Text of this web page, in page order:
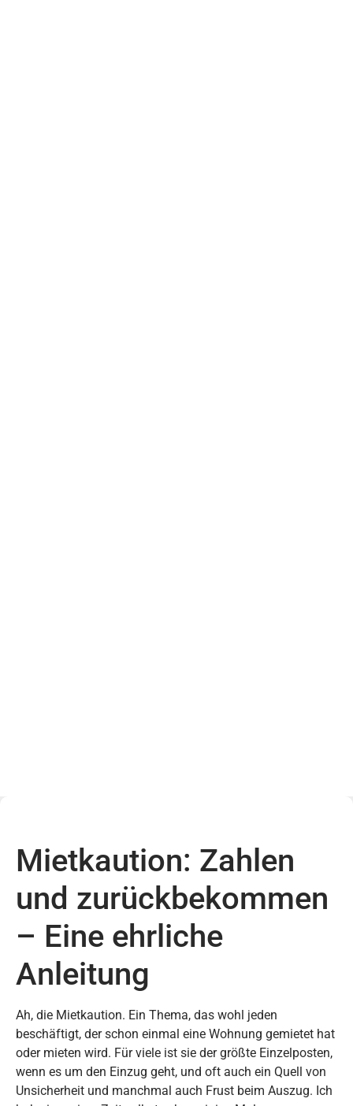
Mietkaution: Zahlen
und zurückbekommen
– Eine ehrliche
Anleitung
Ah, die Mietkaution. Ein Thema, das wohl jeden
beschäftigt, der schon einmal eine Wohnung gemietet hat
oder mieten wird. Für viele ist sie der größte Einzelposten,
wenn es um den Einzug geht, und oft auch ein Quell von
Unsicherheit und manchmal auch Frust beim Auszug. Ich